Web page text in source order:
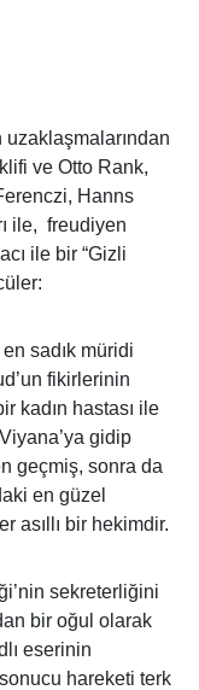
ve Otto Rank,
Hanns
ile, freudiyen
ile bir “Gizli
sadık müridi
fikirlerinin
kadın hastası ile
gidip
geçmiş, sonra da
en güzel
asıllı bir hekimdir.
sekreterliğini
bir oğul olarak
eserinin
sonucu hareketi terk